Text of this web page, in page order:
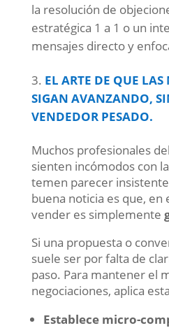
la resolución de
estratégica 1 a 1 o un
mensajes directo y
EL ARTE DE QUE
SIGAN AVANZANDO,
VENDEDOR PESADO.
Muchos profesionales
sienten incómodos con
temen parecer
buena noticia es que, en
vender es simplemente
Si una propuesta o
suele ser por falta de
paso. Para mantener el
negociaciones, aplica
Establece micro-